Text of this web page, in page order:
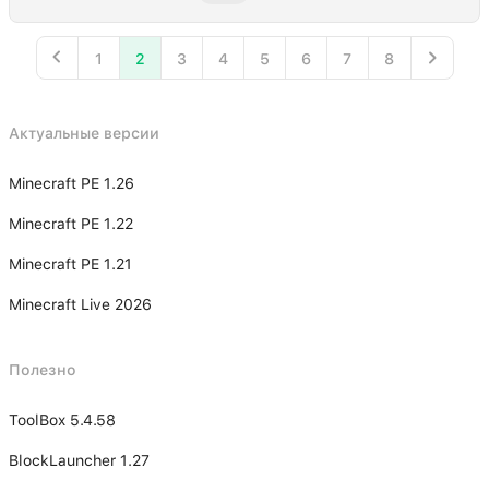
1 2 3 4 5 6 7 8
Актуальные версии
Minecraft PE 1.26
Minecraft PE 1.22
Minecraft PE 1.21
Minecraft Live 2026
Полезно
ToolBox 5.4.58
BlockLauncher 1.27